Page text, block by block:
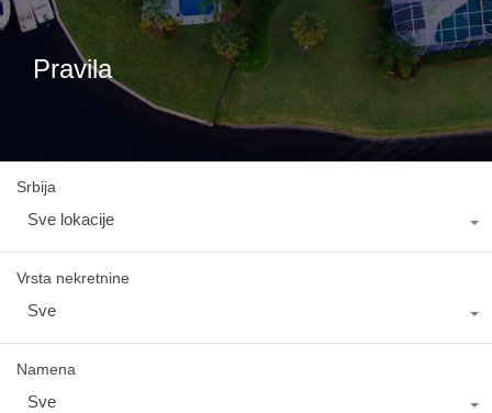
Pravila
Srbija
Sve lokacije
Vrsta nekretnine
Sve
Namena
Sve